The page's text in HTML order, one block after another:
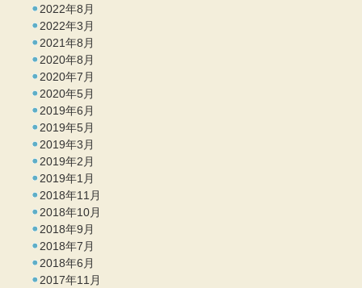
2022年8月
2022年3月
2021年8月
2020年8月
2020年7月
2020年5月
2019年6月
2019年5月
2019年3月
2019年2月
2019年1月
2018年11月
2018年10月
2018年9月
2018年7月
2018年6月
2017年11月